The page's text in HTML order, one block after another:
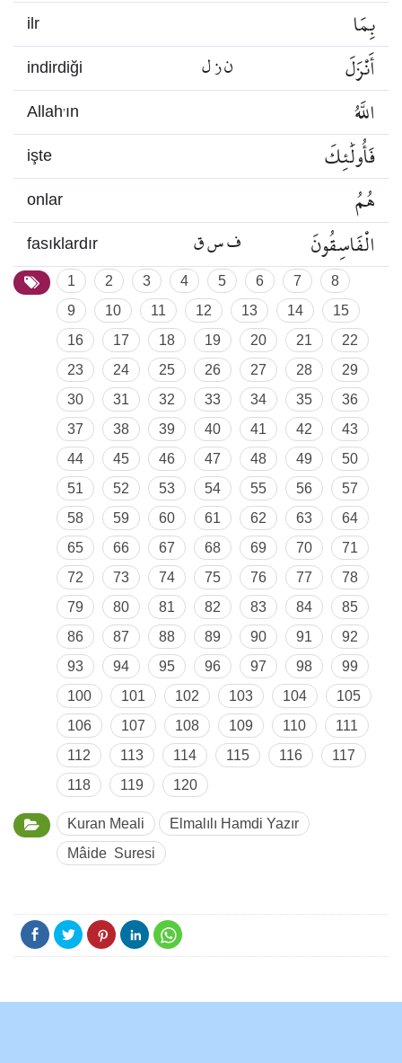
ilr بِمَا
indirdiği ن ز ل أَنْزَلَ
Allah’ın اللَّهُ
işte فَأُولَٰئِكَ
onlar هُمُ
fasıklardır ف س ق الْفَاسِقُونَ
1 2 3 4 5 6 7
8
9
10 11 12 13 14
15
16
17 18 19 20 21
22
23
24 25 26 27 28
29
30
31 32 33 34 35
36
37
38 39 40 41 42
43
44
45 46 47 48 49
50
51
52 53 54 55 56
57
58
59 60 61 62 63
64
65
66 67 68 69 70
71
72
73 74 75 76 77
78
79
80 81 82 83 84
85
86
87 88 89 90 91
92
93
94 95 96 97 98
99
100
101 102 103 104
105
106
107 108 109 110
111
112
113 114 115 116
117
118
119 120
Kuran Meali
Elmalılı Hamdi Yazır
Mâide Suresi